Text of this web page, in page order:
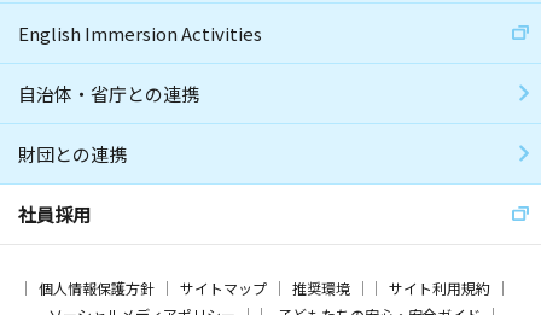
English Immersion Activities
自治体・省庁との連携
財団との連携
社員採用
個人情報保護方針 サイトマップ 推奨環境
サイト利用規約